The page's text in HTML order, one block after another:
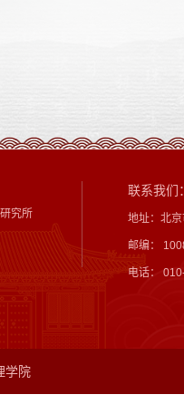
究所
联系我们：
地址：北
邮编：
电话：
学院